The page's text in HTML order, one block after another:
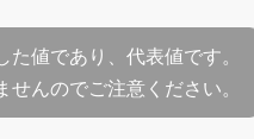
値であり、代表値です。
んのでご注意ください。